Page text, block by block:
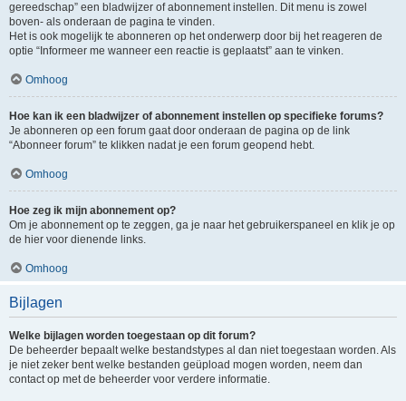
gereedschap” een bladwijzer of abonnement instellen. Dit menu is zowel
boven- als onderaan de pagina te vinden.
Het is ook mogelijk te abonneren op het onderwerp door bij het reageren de
optie “Informeer me wanneer een reactie is geplaatst” aan te vinken.
Omhoog
Hoe kan ik een bladwijzer of abonnement instellen op specifieke forums?
Je abonneren op een forum gaat door onderaan de pagina op de link
“Abonneer forum” te klikken nadat je een forum geopend hebt.
Omhoog
Hoe zeg ik mijn abonnement op?
Om je abonnement op te zeggen, ga je naar het gebruikerspaneel en klik je op
de hier voor dienende links.
Omhoog
Bijlagen
Welke bijlagen worden toegestaan op dit forum?
De beheerder bepaalt welke bestandstypes al dan niet toegestaan worden. Als
je niet zeker bent welke bestanden geüpload mogen worden, neem dan
contact op met de beheerder voor verdere informatie.